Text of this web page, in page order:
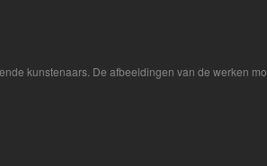
kunstenaars. De afbeeldingen van de werken